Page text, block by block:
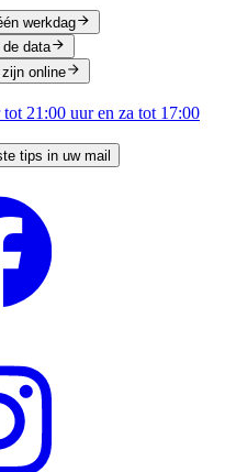
werkdag
de data
online
21:00 uur en za tot 17:00
tips in uw mail